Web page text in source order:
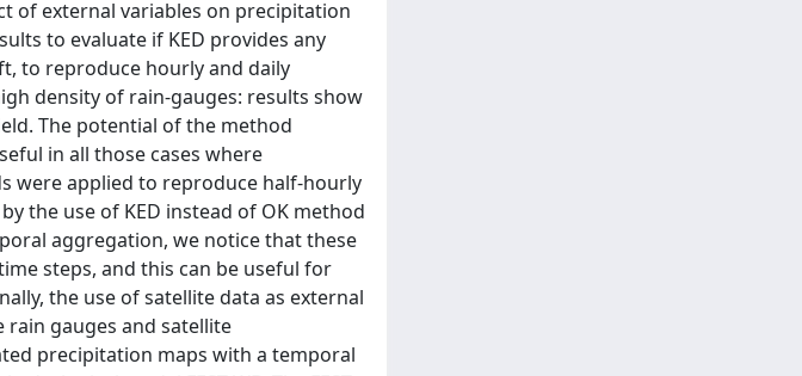
of external variables on precipitation
to evaluate if KED provides any
to reproduce hourly and daily
density of rain-gauges: results show
The potential of the method
in all those cases where
were applied to reproduce half-hourly
the use of KED instead of OK method
aggregation, we notice that these
steps, and this can be useful for
the use of satellite data as external
gauges and satellite
precipitation maps with a temporal